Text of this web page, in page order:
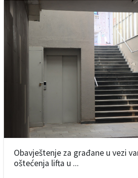
Obavještenje za građane u vezi
oštećenja lifta u ...